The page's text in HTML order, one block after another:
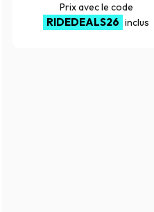
Prix avec le code
RIDEDEALS26 inclus